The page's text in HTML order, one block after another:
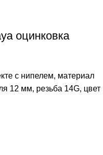
оцинковка
с нипелем, материал
12 мм, резьба 14G, цвет